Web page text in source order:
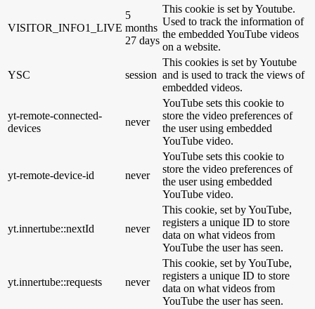
VISITOR_INFO1_LIVE
5
months
27 days
This cookie is set by Youtube.
Used to track the information of
the embedded YouTube videos
on a website.
YSC session
This cookies is set by Youtube
and is used to track the views of
embedded videos.
yt-remote-connected-
devices
never
YouTube sets this cookie to
store the video preferences of
the user using embedded
YouTube video.
yt-remote-device-id never
YouTube sets this cookie to
store the video preferences of
the user using embedded
YouTube video.
yt.innertube::nextId never
This cookie, set by YouTube,
registers a unique ID to store
data on what videos from
YouTube the user has seen.
yt.innertube::requests never
This cookie, set by YouTube,
registers a unique ID to store
data on what videos from
YouTube the user has seen.